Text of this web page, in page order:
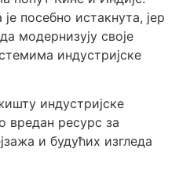
посебно истакнута, јер
модернизују своје
индустријске
индустријске
вредан ресурс за
и будућих изгледа